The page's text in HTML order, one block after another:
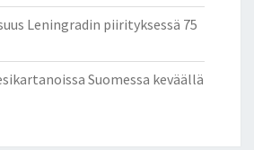
Leningradin piirityksessä 75
Suomessa keväällä